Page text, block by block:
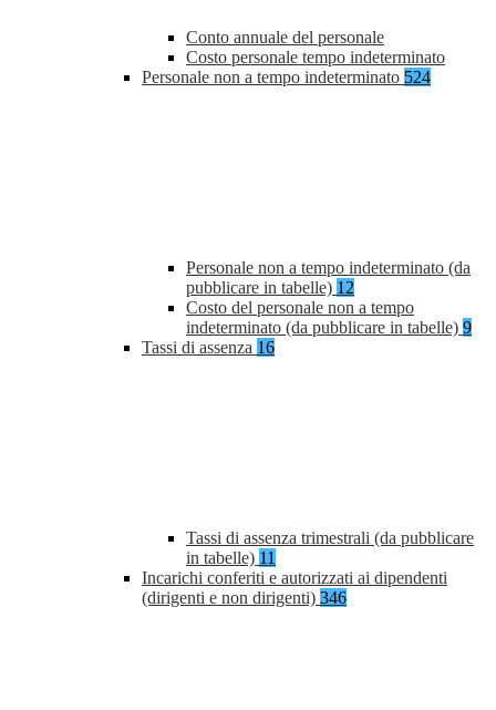
Conto annuale del personale
Costo personale tempo indeterminato
Personale non a tempo indeterminato 524
Personale non a tempo indeterminato (da
pubblicare in tabelle) 12
Costo del personale non a tempo
indeterminato (da pubblicare in tabelle) 9
Tassi di assenza 16
Tassi di assenza trimestrali (da pubblicare
in tabelle) 11
Incarichi conferiti e autorizzati ai dipendenti
(dirigenti e non dirigenti) 346